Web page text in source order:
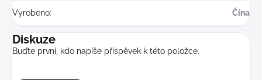
Vyrobeno: Čína
Diskuze
Buďte první, kdo napíše příspěvek k této položce.